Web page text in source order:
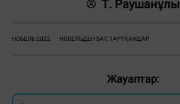
Т. Раушанұлы
НОБЕЛЬ 2022 НОБЕЛЬДЕН БАС ТАРТҚАНДАР
Жауаптар: